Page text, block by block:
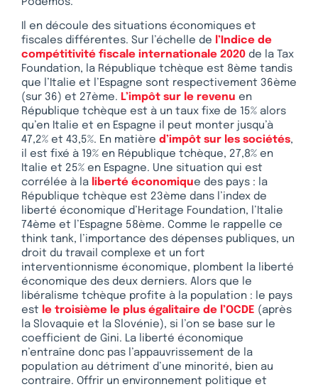
Il en découle des situations économiques et
fiscales différentes. Sur l’échelle de l’Indice de
compétitivité fiscale internationale 2020 de la Tax
Foundation, la République tchèque est 8ème tandis
que l’Italie et l’Espagne sont respectivement 36ème
(sur 36) et 27ème. L’impôt sur le revenu en
République tchèque est à un taux fixe de 15% alors
qu’en Italie et en Espagne il peut monter jusqu’à
47,2% et 43,5%. En matière d’impôt sur les sociétés,
il est fixé à 19% en République tchèque, 27,8% en
Italie et 25% en Espagne. Une situation qui est
corrélée à la liberté économique des pays : la
République tchèque est 23ème dans l’index de
liberté économique d’Heritage Foundation, l’Italie
74ème et l’Espagne 58ème. Comme le rappelle ce
think tank, l’importance des dépenses publiques, un
droit du travail complexe et un fort
interventionnisme économique, plombent la liberté
économique des deux derniers. Alors que le
libéralisme tchèque profite à la population : le pays
est le troisième le plus égalitaire de l’OCDE (après
la Slovaquie et la Slovénie), si l’on se base sur le
coefficient de Gini. La liberté économique
n’entraîne donc pas l’appauvrissement de la
population au détriment d’une minorité, bien au
contraire. Offrir un environnement politique et